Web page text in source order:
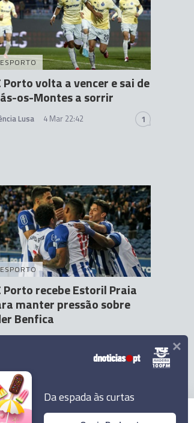
Porto volta a vencer e sai de
os-Montes a sorrir
Lusa 4 Mar 22:42 1
Porto recebe Estoril Praia
manter pressão sobre
Benfica
Da espada às curtas
×